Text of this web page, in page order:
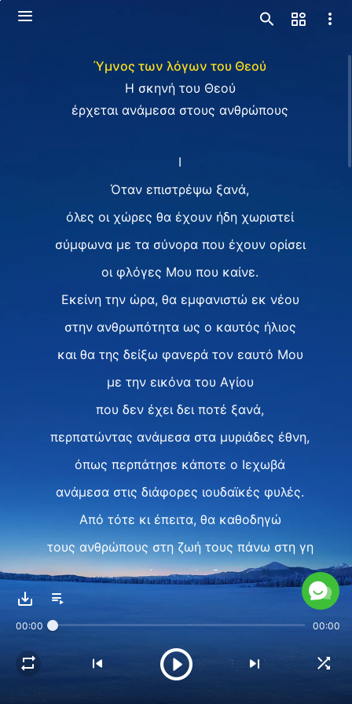
Ύμνος των λόγων του Θεού
Η σκηνή του Θεού
έρχεται ανάμεσα στους ανθρώπους
I
Όταν επιστρέψω ξανά,
όλες οι χώρες θα έχουν ήδη χωριστεί
σύμφωνα με τα σύνορα που έχουν ορίσει
οι φλόγες Μου που καίνε.
Εκείνη την ώρα, θα εμφανιστώ εκ νέου
στην ανθρωπότητα ως ο καυτός ήλιος
και θα της δείξω φανερά τον εαυτό Μου
με την εικόνα του Αγίου
που δεν έχει δει ποτέ ξανά,
περπατώντας ανάμεσα στα μυριάδες έθνη,
όπως περπάτησε κάποτε ο Ιεχωβά
ανάμεσα στις διάφορες ιουδαϊκές φυλές.
Από τότε κι έπειτα, θα καθοδηγώ
τους ανθρώπους στη ζωή τους πάνω στη γη
και σίγουρα θα δουν
και πως μια στήλη νεφέλης στον αέρα
τούς καθοδηγεί στη ζωή τους,
διότι θα κάνω την εμφάνισή Μου σε άγια μέρη.
00:00 00:00